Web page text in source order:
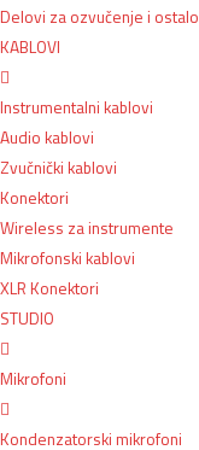
Delovi za ozvučenje i ostalo
KABLOVI
Instrumentalni kablovi
Audio kablovi
Zvučnički kablovi
Konektori
Wireless za instrumente
Mikrofonski kablovi
XLR Konektori
STUDIO
Mikrofoni
Kondenzatorski mikrofoni